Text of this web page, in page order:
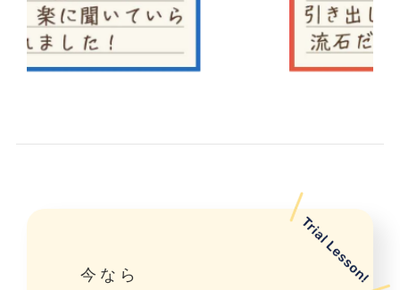
今なら